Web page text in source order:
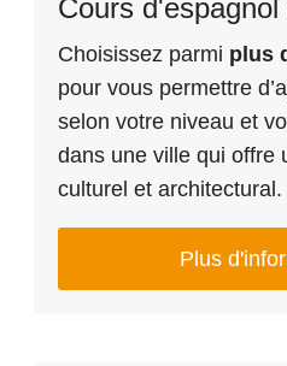
Cours
Choisissez parmi plus
pour vous permettre
selon votre niveau et
dans une ville qui offre
culturel et architectural.
Plus